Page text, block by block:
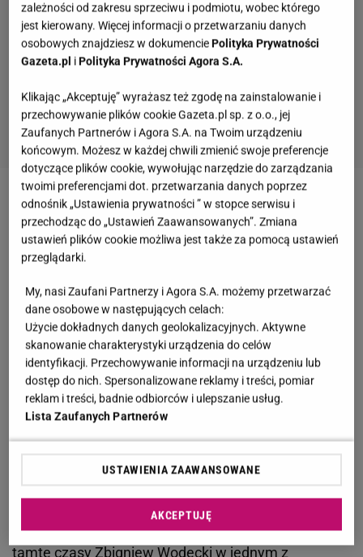
Zobacz wideoNie tylko Zbigniew Wodecki urodził się
w rodzinie muzyków
Urodzony 6 maja 1950 roku w Krakowie Zbigniew
Wodecki od dziecka był muzykalny. Na skrzypcach
zaczął grać już jako pięcioletni chłopiec. Talent
odziedziczył po rodzicach - matka była sopranistką,
ojciec z kolei trębaczem orkiestry symfonicznej
Polskiego Radia i Telewizji w Krakowie. Mężczyzna
został pierwszym nauczycielem syna, i to
nauczycielem surowym. "Potrafił strzelić mnie po
głowie, że ktoś może nie grać czysto" - wspominał
tamte czasy Zbigniew Wodecki w jednym z
zależności od zakresu sprzeciwu i podmiotu, wobec którego
jest kierowany. Więcej informacji o przetwarzaniu danych
osobowych znajdziesz w dokumencie Polityka Prywatności
Gazeta.pl i Polityka Prywatności Agora S.A.
Klikając „Akceptuję” wyrażasz też zgodę na zainstalowanie i
przechowywanie plików cookie Gazeta.pl sp. z o.o., jej
Zaufanych Partnerów i Agora S.A. na Twoim urządzeniu
końcowym. Możesz w każdej chwili zmienić swoje preferencje
dotyczące plików cookie, wywołując narzędzie do zarządzania
twoimi preferencjami dot. przetwarzania danych poprzez
odnośnik „Ustawienia prywatności ” w stopce serwisu i
przechodząc do „Ustawień Zaawansowanych”. Zmiana
ustawień plików cookie możliwa jest także za pomocą ustawień
przeglądarki.
My, nasi Zaufani Partnerzy i Agora S.A. możemy przetwarzać
dane osobowe w następujących celach:
Użycie dokładnych danych geolokalizacyjnych. Aktywne
skanowanie charakterystyki urządzenia do celów
identyfikacji. Przechowywanie informacji na urządzeniu lub
dostęp do nich. Spersonalizowane reklamy i treści, pomiar
reklam i treści, badnie odbiorców i ulepszanie usług.
Lista Zaufanych Partnerów
USTAWIENIA ZAAWANSOWANE
AKCEPTUJĘ